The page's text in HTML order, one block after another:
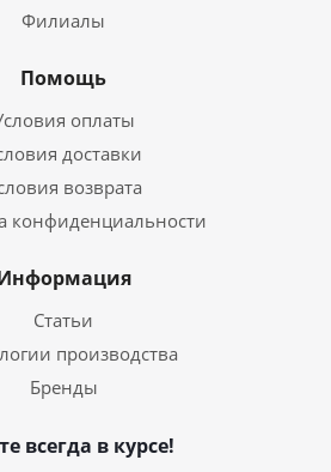
Филиалы
Помощь
оплаты
доставки
возврата
конфиденциальности
Статьи
производства
Бренды
всегда в курсе!